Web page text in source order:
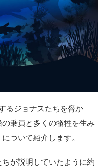
るジョナスたちを脅か
乗員と多くの犠牲を生み
について紹介します。
が説明していたように約